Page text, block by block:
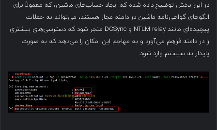
در این بخش توضیح داده شده که ایجاد حساب‌های ماشین، که معمولاً برای
الگوهای گواهی‌نامه ماشین در دامنه مجاز هستند، می‌تواند به حملات
پیچیده‌ای مانند NTLM relay و DCSync منجر شود که دسترسی‌های بیشتری
را در دامنه فراهم می‌آورد و به مهاجم این امکان را می‌دهد که به صورت
پایدار به سیستم وارد شود.